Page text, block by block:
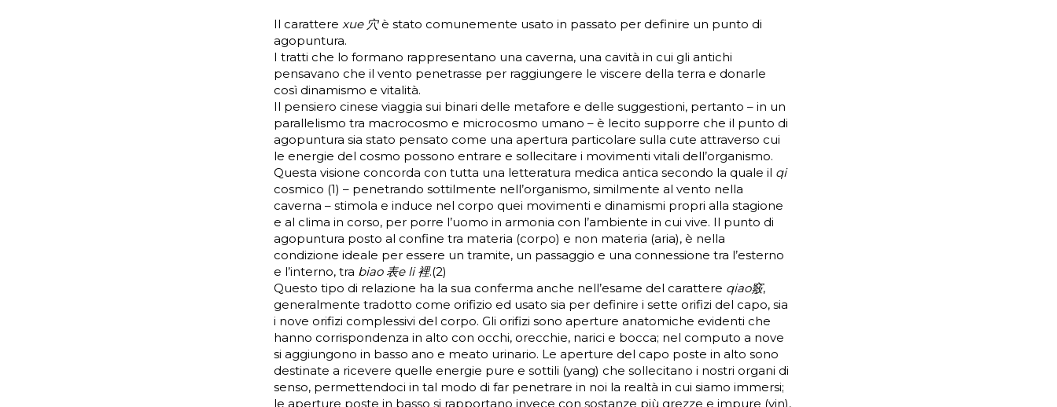
Il carattere xue 穴è stato comunemente usato in passato per definire un punto di
agopuntura.
I tratti che lo formano rappresentano una caverna, una cavità in cui gli antichi
pensavano che il vento penetrasse per raggiungere le viscere della terra e donarle
così dinamismo e vitalità.
Il pensiero cinese viaggia sui binari delle metafore e delle suggestioni, pertanto – in un
parallelismo tra macrocosmo e microcosmo umano – è lecito supporre che il punto di
agopuntura sia stato pensato come una apertura particolare sulla cute attraverso cui
le energie del cosmo possono entrare e sollecitare i movimenti vitali dell’organismo.
Questa visione concorda con tutta una letteratura medica antica secondo la quale il qi
cosmico (1) – penetrando sottilmente nell’organismo, similmente al vento nella
caverna – stimola e induce nel corpo quei movimenti e dinamismi propri alla stagione
e al clima in corso, per porre l’uomo in armonia con l’ambiente in cui vive. Il punto di
agopuntura posto al confine tra materia (corpo) e non materia (aria), è nella
condizione ideale per essere un tramite, un passaggio e una connessione tra l’esterno
e l’interno, tra biao 表e li 裡.(2)
Questo tipo di relazione ha la sua conferma anche nell’esame del carattere qiao竅,
generalmente tradotto come orifizio ed usato sia per definire i sette orifizi del capo, sia
i nove orifizi complessivi del corpo. Gli orifizi sono aperture anatomiche evidenti che
hanno corrispondenza in alto con occhi, orecchie, narici e bocca; nel computo a nove
si aggiungono in basso ano e meato urinario. Le aperture del capo poste in alto sono
destinate a ricevere quelle energie pure e sottili (yang) che sollecitano i nostri organi di
senso, permettendoci in tal modo di far penetrare in noi la realtà in cui siamo immersi;
le aperture poste in basso si rapportano invece con sostanze più grezze e impure (yin),